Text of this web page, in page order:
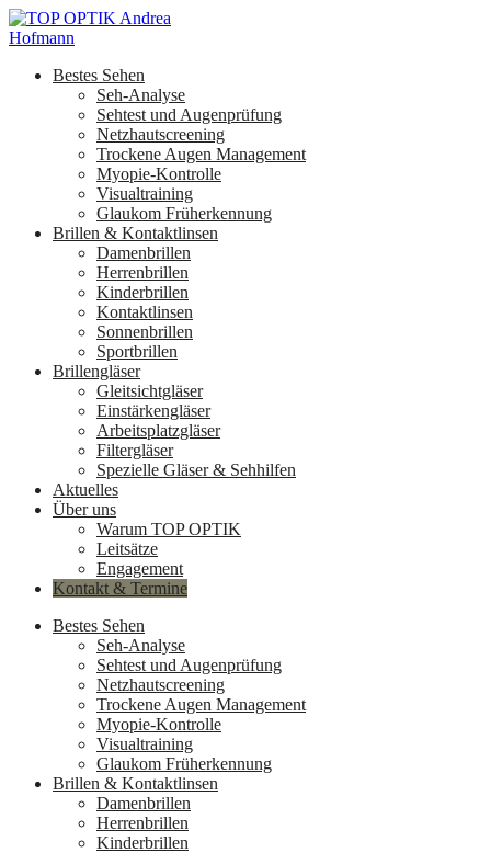
Bestes Sehen
Seh-Analyse
Sehtest und Augenprüfung
Netzhautscreening
Trockene Augen Management
Myopie-Kontrolle
Visualtraining
Glaukom Früherkennung
Brillen & Kontaktlinsen
Damenbrillen
Herrenbrillen
Kinderbrillen
Kontaktlinsen
Sonnenbrillen
Sportbrillen
Brillengläser
Gleitsichtgläser
Einstärkengläser
Arbeitsplatzgläser
Filtergläser
Spezielle Gläser & Sehhilfen
Aktuelles
Über uns
Warum TOP OPTIK
Leitsätze
Engagement
Kontakt & Termine
Bestes Sehen
Seh-Analyse
Sehtest und Augenprüfung
Netzhautscreening
Trockene Augen Management
Myopie-Kontrolle
Visualtraining
Glaukom Früherkennung
Brillen & Kontaktlinsen
Damenbrillen
Herrenbrillen
Kinderbrillen